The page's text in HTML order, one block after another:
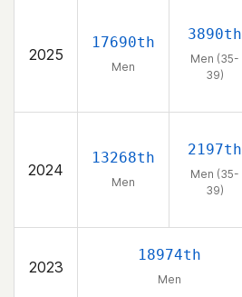
2025
17690th
Men
3890th
Men (35-
39)
2024
13268th
Men
2197th
Men (35-
39)
2023
18974th
Men